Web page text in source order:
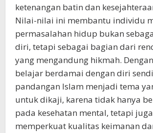
ketenangan batin dan
Nilai-nilai ini membantu individu
permasalahan hidup bukan
diri, tetapi sebagai bagian dari
yang mengandung hikmah.
belajar berdamai dengan diri
pandangan Islam menjadi tema
untuk dikaji, karena tidak hanya
pada kesehatan mental, tetapi juga
memperkuat kualitas keimanan